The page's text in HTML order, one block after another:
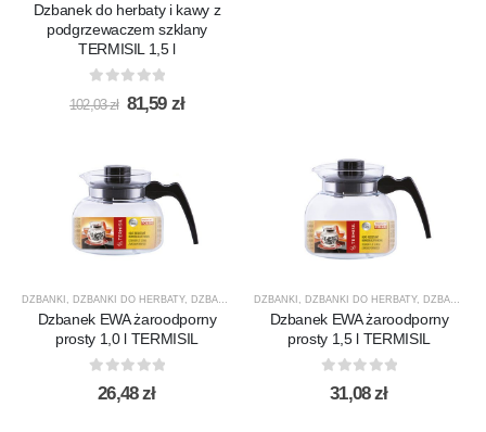
Dzbanek do herbaty i kawy z
podgrzewaczem szklany
TERMISIL 1,5 l
out of 5
102,03zł Pierwotna
cena
81,59 złAktualna
DZBANKI , DZBANKI DO HERBATY, DZBANKI DO KAWY ,PRODUCENCI, PRODUKTY ,TERMISIL
Dzbanek EWA żaroodporny
prosty 1,0 l TERMISIL
out of 5
26,48zł
DZBANKI , DZBANKI DO HERBATY, DZBANKI DO KAWY
Dzbanek EWA żaroodporny
prosty 1,5 l TERMISIL
out of 5
31,08zł